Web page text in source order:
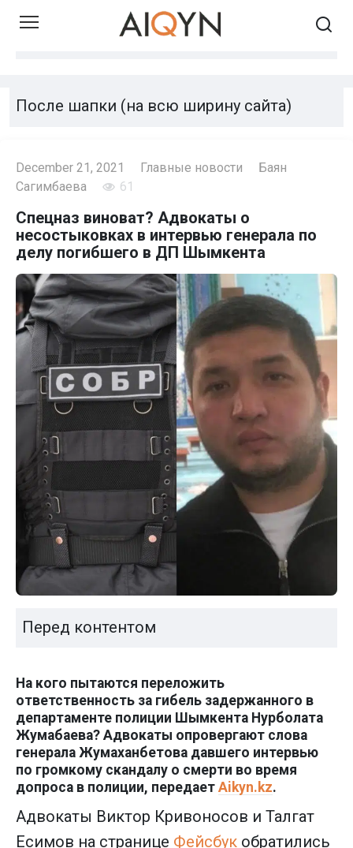
Skip
После шапки (на всю ширину сайта)
December 21, 2021 Главные новости
Баян
Сагимбаева
61
Спецназ виноват? Адвокаты о
несостыковках в интервью генерала по
делу погибшего в ДП Шымкента
Перед контентом
На кого пытаются переложить
ответственность за гибель задержанного в
департаменте полиции Шымкента Нурболата
Жумабаева? Адвокаты опровергают слова
генерала Жумаханбетова давшего интервью
по громкому скандалу о смерти во время
допроса в полиции, передает Aikyn.kz.
Адвокаты Виктор Кривоносов и Талгат
Есимов на странице Фейсбук обратились